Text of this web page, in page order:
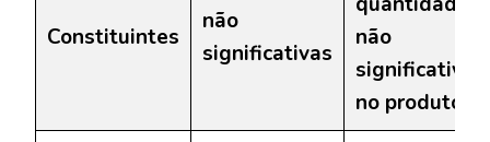
Constituintes
não
significativas
não
significativas
no produto